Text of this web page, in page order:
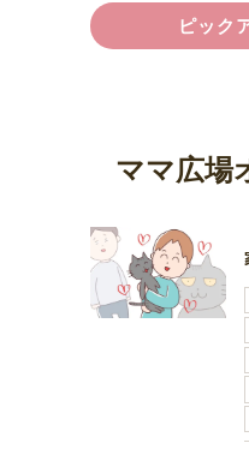
ピック
ママ広場